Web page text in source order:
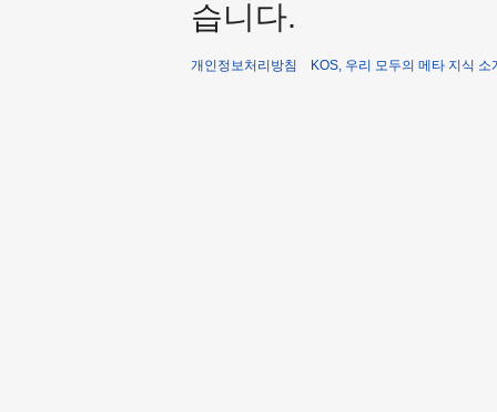
습니다.
개인정보처리방침 KOS, 우리 모두의 메타 지식 소